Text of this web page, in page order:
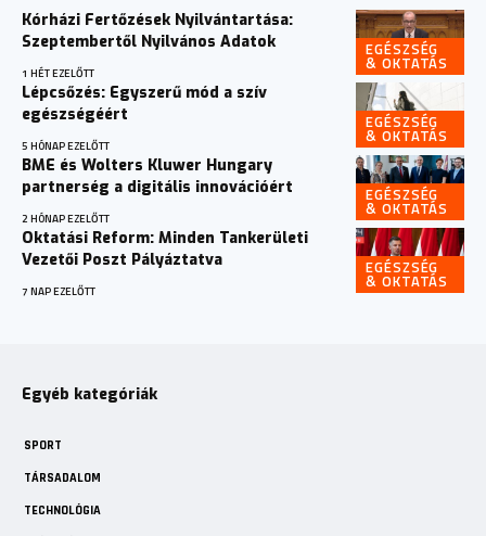
EGÉSZSÉG
& OKTATÁS
Kórházi Fertőzések Nyilvántartása:
Szeptembertől Nyilvános Adatok
1 HÉT EZELŐTT
EGÉSZSÉG
& OKTATÁS
Lépcsőzés: Egyszerű mód a szív
egészségéért
5 HÓNAP EZELŐTT
EGÉSZSÉG
& OKTATÁS
BME és Wolters Kluwer Hungary
partnerség a digitális innovációért
2 HÓNAP EZELŐTT
EGÉSZSÉG
& OKTATÁS
Oktatási Reform: Minden Tankerületi
Vezetői Poszt Pályáztatva
7 NAP EZELŐTT
Egyéb kategóriák
SPORT
TÁRSADALOM
TECHNOLÓGIA